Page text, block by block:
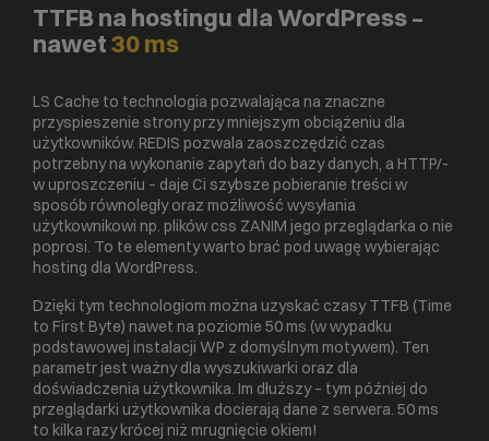
TTFB na hostingu dla WordPress –
nawet30 ms
LS Cache to technologia pozwalająca na znaczne
przyspieszenie strony przy mniejszym obciążeniu dla
użytkowników. REDIS pozwala zaoszczędzić czas
potrzebny na wykonanie zapytań do bazy danych, a HTTP/-
w uproszczeniu – daje Ci szybsze pobieranie treści w
sposób równoległy oraz możliwość wysyłania
użytkownikowi np. plików css ZANIM jego przeglądarka o nie
poprosi. To te elementy warto brać pod uwagę wybierając
hosting dla WordPress.
Dzięki tym technologiom można uzyskać czasy TTFB (Time
to First Byte) nawet na poziomie 50 ms (w wypadku
podstawowej instalacji WP z domyślnym motywem). Ten
parametr jest ważny dla wyszukiwarki oraz dla
doświadczenia użytkownika. Im dłuższy – tym później do
przeglądarki użytkownika docierają dane z serwera. 50 ms
to kilka razy krócej niż mrugnięcie okiem!